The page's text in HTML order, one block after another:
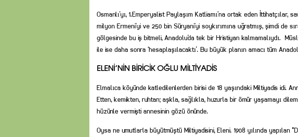
Osmanlı’yı, 1.Emperyalist Paylaşım Katliamı’na ortak eden İttihatçılar,
milyon Ermeni’yi ve 250 bin Süryani’yi soykırımına uğratmış, şimdi de
gölgesinde bu iş bitmeli, Anadolu’da tek bir Hristiyan kalmamalıydı.
ile ise daha sonra ‘hesaplaşılacaktı’. Bu büyük planın amacı tüm
ELENİ’NİN BİRİCİK OĞLU MİLTİYADİS
Elmalıca köyünde katledilenlerden birisi de 18 yaşındaki Miltiyadis idi.
Etten, kemikten, ruhtan; aşkla, sağlıkla, huzurla bir ömür yaşamayı
hüzünle vermişti annesinin gözü önünde.
Oysa ne umutlarla büyütmüştü Miltiyadisini, Eleni. 1908 yılında yapılan